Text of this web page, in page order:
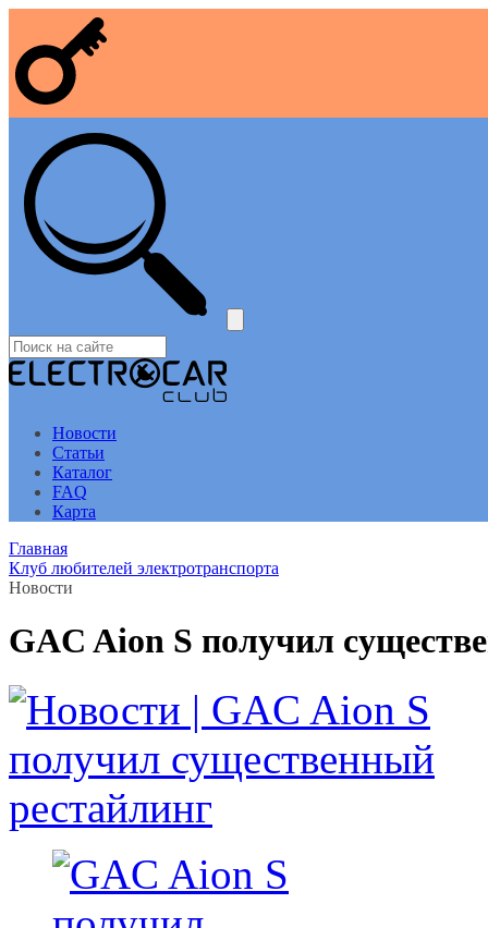
Новости
Статьи
Каталог
FAQ
Карта
Главная
Клуб любителей электротранспорта
Новости
GAC Aion S получил